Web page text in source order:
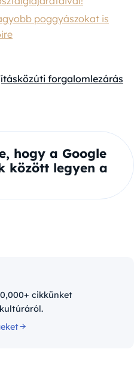
poggyászokat is
közúti forgalomlezárás
hogy a Google
között legyen a
cikkünket